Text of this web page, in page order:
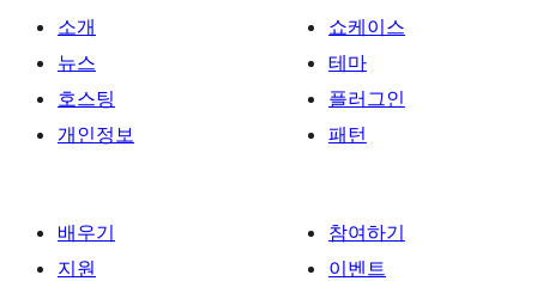
소개
뉴스
호스팅
개인정보
쇼케이스
테마
플러그인
패턴
배우기
지원
참여하기
이벤트